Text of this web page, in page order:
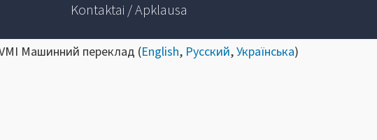
Kontaktai / Apklausa
Машинний переклад (English, Русский,Українська)